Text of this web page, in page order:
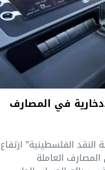
في المصارف
الفلسطينية" ارتفاع
المصارف العاملة